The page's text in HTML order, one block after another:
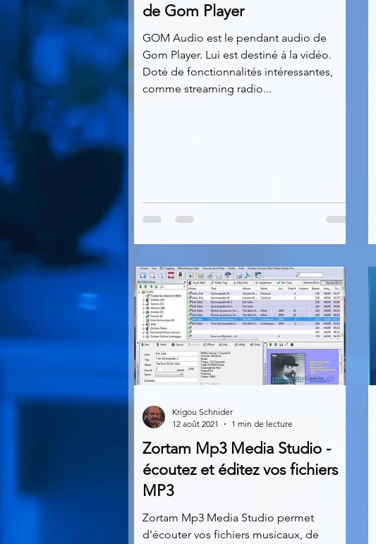
de Gom Player
GOM Audio est le pendant audio de
Gom Player. Lui est destiné à la vidéo.
Doté de fonctionnalités intéressantes,
comme streaming radio...
Zortam Mp3 Media Studio -
écoutez et éditez vos fichiers
MP3
Zortam Mp3 Media Studio permet
d'écouter vos fichiers musicaux, de
Krigou Schnider
12 août 2021
1 min de lecture